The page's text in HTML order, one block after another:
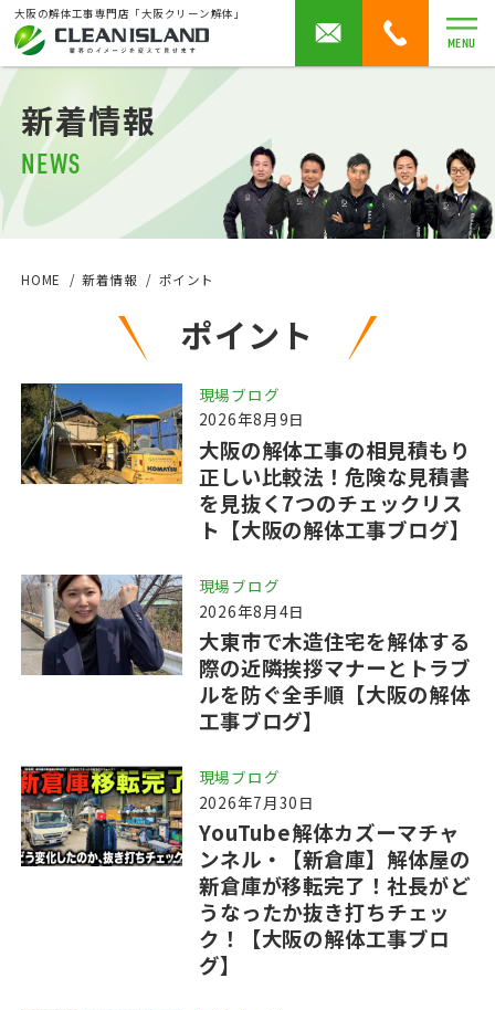
大阪の解体工事専門店「大阪クリーン解体」
MENU
新着情報
NEWS
HOME 新着情報 ポイント
ポイント
現場ブログ
2026年8月9日
大阪の解体工事の相見積もり
正しい比較法！危険な見積書
を見抜く7つのチェックリス
ト【大阪の解体工事ブログ】
現場ブログ
2026年8月4日
大東市で木造住宅を解体する
際の近隣挨拶マナーとトラブ
ルを防ぐ全手順【大阪の解体
工事ブログ】
現場ブログ
2026年7月30日
YouTube解体カズーマチャ
ンネル・【新倉庫】解体屋の
新倉庫が移転完了！社長がど
うなったか抜き打ちチェッ
ク！【大阪の解体工事ブロ
グ】